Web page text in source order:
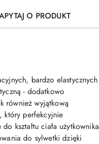
O PRODUKT
bardzo elastycznych
- dodatkowo
również wyjątkową
który perfekcyjnie
kształtu ciała użytkownika
do sylwetki dzięki